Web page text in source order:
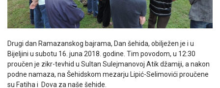
Drugi dan Ramazanskog bajrama, Dan šehida, obilježen je i u
Bijeljini u subotu 16. juna 2018. godine. Tim povodom, u 12:30
proučen je zikr-tevhid u Sultan Sulejmanovoj Atik džamiji, a nakon
podne namaza, na Šehidskom mezarju Lipić-Selimovići proučene
su Fatiha i Dova za naše šehide.